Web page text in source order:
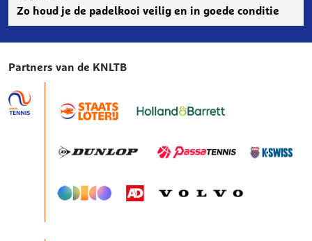
Zo houd je de padelkooi veilig en in goede conditie
Partners van de KNLTB